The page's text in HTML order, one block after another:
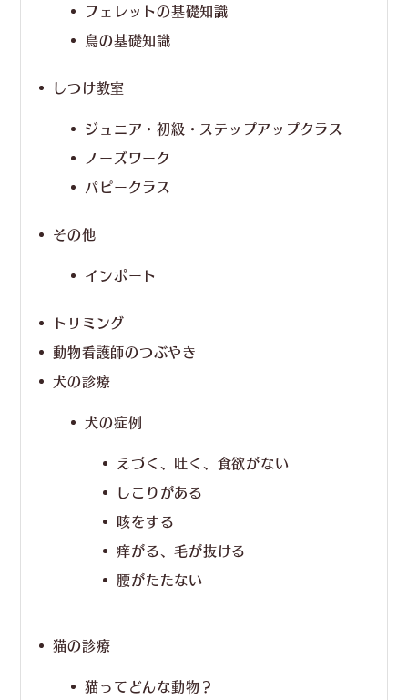
フェレットの基礎知識
鳥の基礎知識
しつけ教室
ジュニア・初級・ステップアップクラス
ノーズワーク
パピークラス
その他
インポート
トリミング
動物看護師のつぶやき
犬の診療
犬の症例
えづく、吐く、食欲がない
しこりがある
咳をする
痒がる、毛が抜ける
腰がたたない
猫の診療
猫ってどんな動物？